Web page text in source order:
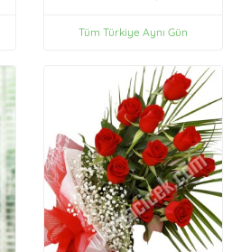
Tüm Türkiye Aynı Gün